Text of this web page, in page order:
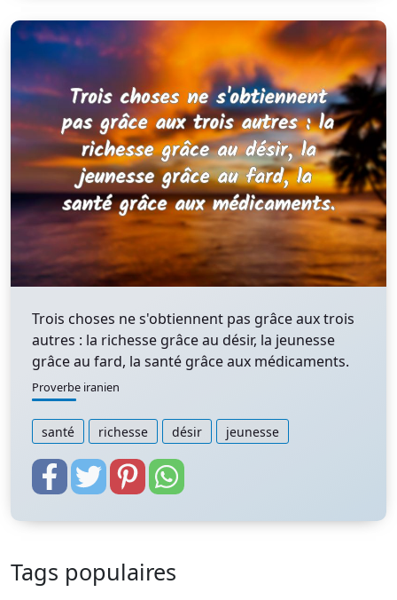
Trois choses ne s'obtiennent pas grâce aux trois
autres : la richesse grâce au désir, la jeunesse
grâce au fard, la santé grâce aux médicaments.
Proverbe iranien
santé richesse désir jeunesse
Tags populaires